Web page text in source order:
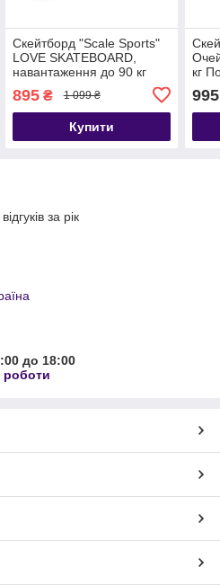
Скейтборд "Scale Sports"
LOVE SKATEBOARD,
навантаження до 90 кг
895₴ 1 099 ₴
Купити
кг
995
за рік
до 18:00
роботи